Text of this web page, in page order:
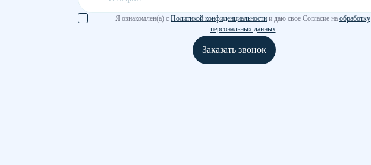
Я ознакомлен(а) с Политикой конфиденциальности и даю свое Согласие на обработку
персональных данных
Заказать звонок